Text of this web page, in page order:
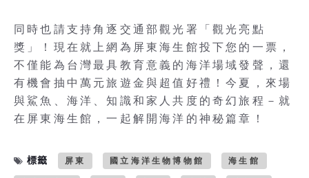
同時也請支持角逐交通部觀光署「觀光亮點
獎」！現在就上網為屏東海生館投下您的一票，
不僅能為台灣最具教育意義的海洋場域發聲，還
有機會抽中萬元旅遊金與超值好禮！今夏，來場
與鯊魚、海洋、知識和家人共度的奇幻旅程－就
在屏東海生館，一起解開海洋的神秘篇章！
標籤 屏東 國立海洋生物博物館 海生館